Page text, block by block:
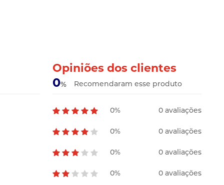
Opiniões dos clientes
0% Recomendaram esse produto
0% 0 avaliações
0% 0 avaliações
0% 0 avaliações
0% 0 avaliações